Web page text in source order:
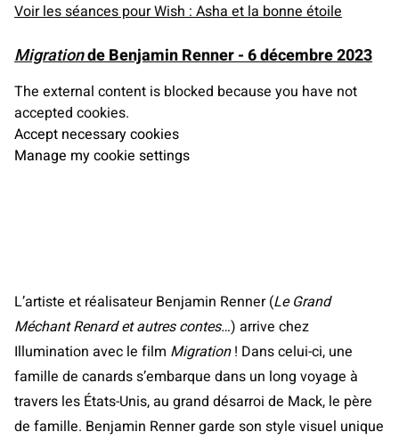
Voir les séances pour Wish : Asha et la bonne étoile
Migrationde Benjamin Renner - 6 décembre 2023
The external content is blocked because you have not
accepted cookies.
Accept necessary cookies
Manage my cookie settings
L’artiste et réalisateur Benjamin Renner (Le Grand
Méchant Renard et autres contes…) arrive chez
Illumination avec le film Migration! Dans celui-ci, une
famille de canards s’embarque dans un long voyage à
travers les États-Unis, au grand désarroi de Mack, le père
de famille. Benjamin Renner garde son style visuel unique